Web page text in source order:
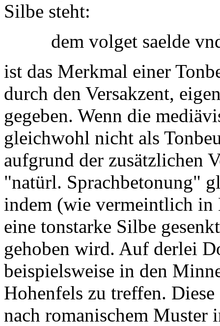
Silbe steht:
dem volget saelde
ist das Merkmal einer
durch den Versakzent,
gegeben. Wenn die
gleichwohl nicht als
aufgrund der zusätzlichen
"natürl. Sprachbetonung"
indem (wie vermeintlich
eine tonstarke Silbe
gehoben wird. Auf derlei
beispielsweise in den
Hohenfels zu treffen.
nach romanischem Muster